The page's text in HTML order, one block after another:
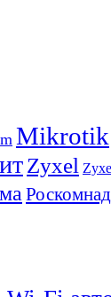
Mikrotik
Zyxel